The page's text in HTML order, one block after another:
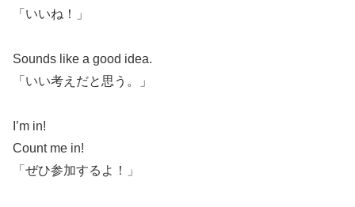
「いいね！」
Sounds like a good idea.
「いい考えだと思う。」
I’m in!
Count me in!
「ぜひ参加するよ！」